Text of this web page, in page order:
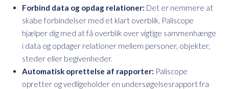
Forbind data og opdag relationer: Det er nemmere at
skabe forbindelser med et klart overblik. Paliscope
hjælper dig med at få overblik over vigtige sammenhænge
i data og opdager relationer mellem personer, objekter,
steder eller begivenheder.
Automatisk oprettelse af rapporter: Paliscope
opretter og vedligeholder en undersøgelsesrapport fra